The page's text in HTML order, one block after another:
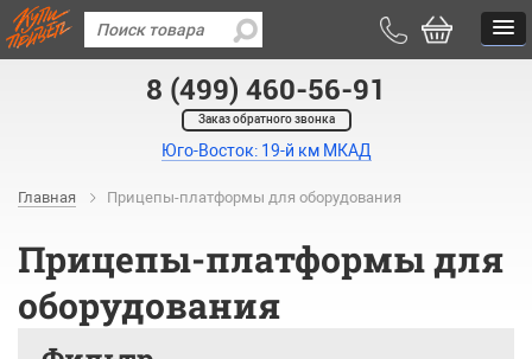
8 (499) 460-56-91
Заказ обратного звонка
Юго-Восток: 19-й км МКАД
Главная Прицепы-платформы для оборудования
Прицепы-платформы для
оборудования